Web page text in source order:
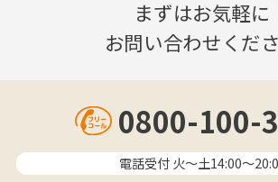
まずはお気軽に
お問い合わせくだ
0800-100-
電話受付 火〜土14:00～